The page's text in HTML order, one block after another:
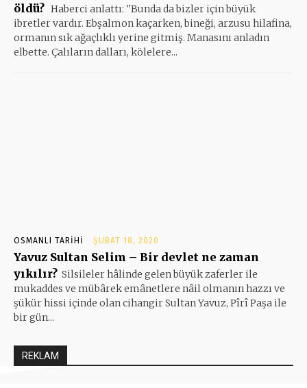
öldü? Haberci anlattı: ''Bunda da bizler için büyük
ibretler vardır. Ebşalmon kaçarken, bineği, arzusu hilafina,
ormanın sık ağaçlıklı yerine gitmiş. Manasını anladın
elbette. Çalıların dalları, kölelere...
OSMANLI TARIHI ŞUBAT 18, 2020
Yavuz Sultan Selim – Bir devlet ne zaman
yıkılır? Silsileler hâlinde gelen büyük zaferler ile
mukaddes ve mübârek emâ­net­le­re nâil olmanın hazzı ve
şükür hissi içinde olan cihangir Sultan Ya­vuz, Pîrî Paşa ile
bir gün...
REKLAM